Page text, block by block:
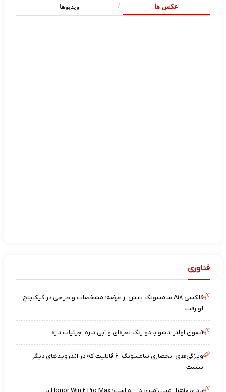
عکس ها ویدیوها
فناوری
گلکسی A۱۸ سامسونگ پیش از عرضه؛ مشخصات و طراحی در گیک‌بنچ
لو رفت
آیفون اولترا تاشو با دو رنگ نقره‌ای و آبی تیره؛ جزئیات تازه
ویژگی‌های انحصاری سامسونگ: ۶ قابلیت که در اندرویدهای دیگر
نیست